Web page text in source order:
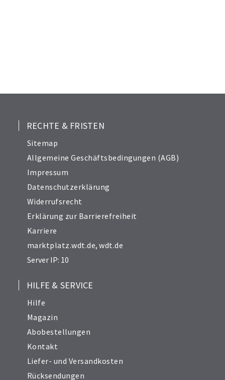
RECHTE & FRISTEN
Sitemap
Allgemeine Geschäftsbedingungen (AGB)
Impressum
Datenschutzerklärung
Widerrufsrecht
Erklärung zur Barrierefreiheit
Karriere
marktplatz.wdt.de,wdt.de
Server IP: 10
HILFE & SERVICE
Hilfe
Magazin
Abobestellungen
Kontakt
Liefer- und Versandkosten
Rücksendungen